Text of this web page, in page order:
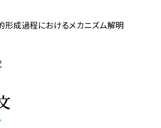
成過程におけるメカニズム解明